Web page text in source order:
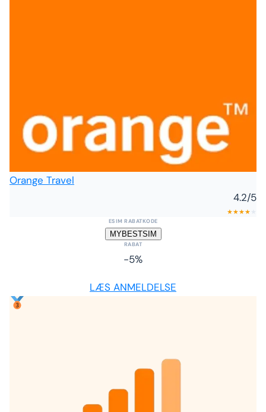
Orange Travel
4.2/5
★★★★
ESIM RABATKODE
MYBESTSIM
RABAT
-5%
LÆS ANMELDELSE